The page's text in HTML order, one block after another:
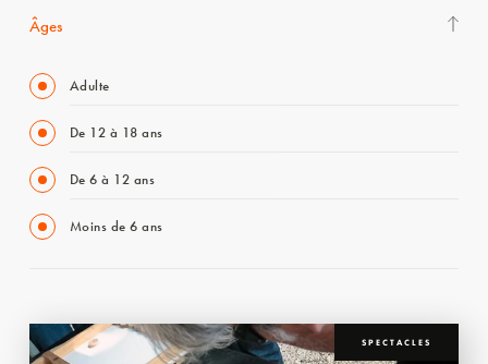
Âges
Adulte
De 12 à 18 ans
De 6 à 12 ans
Moins de 6 ans
SPECTACLES